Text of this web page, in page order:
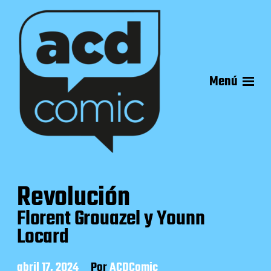
Menú
Revolución
Florent Grouazel y Younn
Locard